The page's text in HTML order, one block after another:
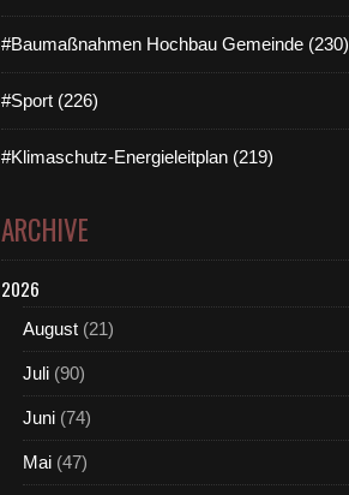
#Baumaßnahmen Hochbau Gemeinde (230)
#Sport (226)
#Klimaschutz-Energieleitplan (219)
ARCHIVE
2026
August (21)
Juli (90)
Juni (74)
Mai (47)